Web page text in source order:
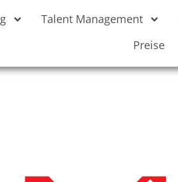
Talent Management
Preise